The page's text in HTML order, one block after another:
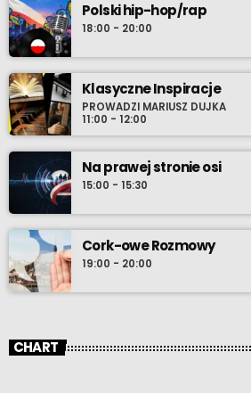
Polski hip-hop/rap
18:00 - 20:00
Klasyczne Inspiracje
PROWADZI MARIUSZ DUJKA
11:00 - 12:00
Na prawej stronie osi
15:00 - 15:30
Cork-owe Rozmowy
19:00 - 20:00
CHART